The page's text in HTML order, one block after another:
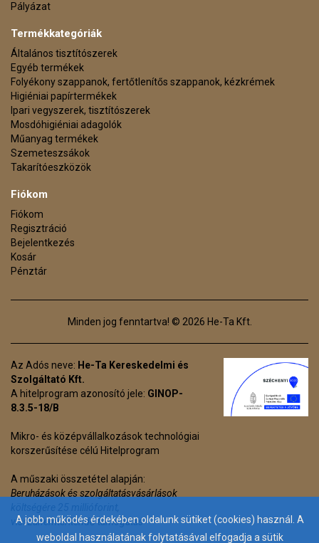
Pályázat
Termékkategóriák
Általános tisztítószerek
Egyéb termékek
Folyékony szappanok, fertőtlenítős szappanok, kézkrémek
Higiéniai papírtermékek
Ipari vegyszerek, tisztítószerek
Mosdóhigiéniai adagolók
Műanyag termékek
Szemeteszsákok
Takarítóeszközök
Fiókom
Fiókom
Regisztráció
Bejelentkezés
Kosár
Pénztár
Minden jog fenntartva! © 2026 He-Ta Kft.
Az Adós neve: He-Ta Kereskedelmi és
Szolgáltató Kft.
A hitelprogram azonosító jele: GINOP-
8.3.5-18/B
Mikro- és középvállalkozások technológiai
korszerűsítése célú Hitelprogram
A műszaki összetétel alapján:
Beruházások és szolgáltatásvásárlások
visszanemtérítendő támogatás
A jobb működés érdekében oldalunk sütiket (cookies) használ. A
weboldal használatának folytatásával elfogadja a sütik